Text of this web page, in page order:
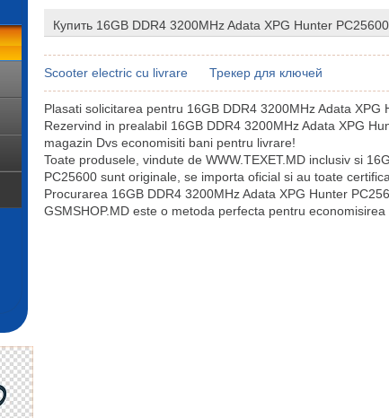
Купить 16GB DDR4 3200MHz Adata XPG Hunter
Scooter electric cu livrare Трекер для ключей
Plasati solicitarea pentru 16GB DDR4 3200MHz Adata XPG
Rezervind in prealabil 16GB DDR4 3200MHz Adata XPG
magazin Dvs economisiti bani pentru livrare!
Toate produsele, vindute de WWW.TEXET.MD inclusiv si
PC25600 sunt originale, se importa oficial si au toate
Procurarea 16GB DDR4 3200MHz Adata XPG Hunter
GSMSHOP.MD este o metoda perfecta pentru